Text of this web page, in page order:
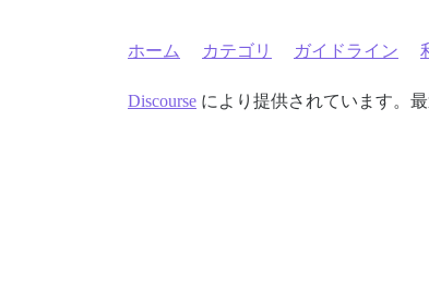
ホーム カテゴリ ガイドライン
Discourse により提供されています。